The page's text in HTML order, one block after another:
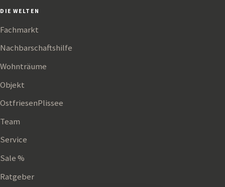
DIE WELTEN
Fachmarkt
Nachbarschaftshilfe
Wohnträume
Objekt
OstfriesenPlissee
Team
Service
Sale %
Ratgeber